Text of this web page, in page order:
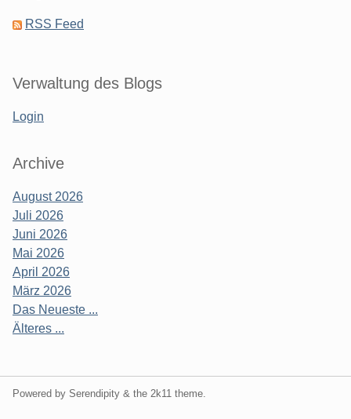
RSS Feed
Verwaltung des Blogs
Login
Archive
August 2026
Juli 2026
Juni 2026
Mai 2026
April 2026
März 2026
Das Neueste ...
Älteres ...
Powered by Serendipity & the 2k11 theme.